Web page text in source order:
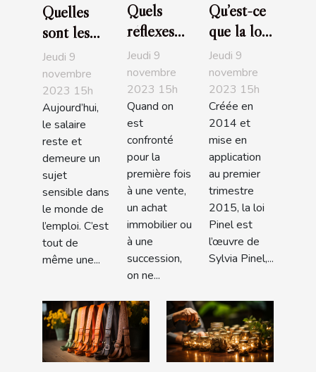
Quelles
sont les
entreprises
les plus
généreuses
en France
en 2019?
Jeudi 9
novembre
2023 15h
Aujourd’hui,
le salaire
reste et
demeure un
sujet
sensible dans
le monde de
l’emploi. C’est
tout de
même une...
Quels
réflexes
avoir
quand on
est à la
recherche
d’un bon
notaire ?
Jeudi 9
novembre
2023 15h
Quand on
est
confronté
pour la
première fois
à une vente,
un achat
immobilier ou
à une
succession,
on ne...
Qu’est-ce
que la loi
Pinel ?
L'essentiel
à savoir
Jeudi 9
novembre
2023 15h
Créée en
2014 et
mise en
application
au premier
trimestre
2015, la loi
Pinel est
l’œuvre de
Sylvia Pinel,...